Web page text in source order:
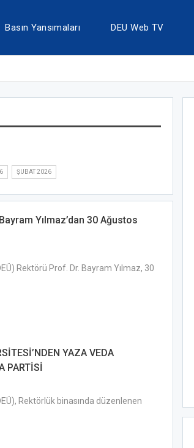
Basın Yansımaları DEU Web TV
ŞUBAT 2026
Yılmaz’dan 30 Ağustos
Rektörü Prof. Dr. Bayram Yılmaz, 30
YAZA VEDA
PARTİSİ
Rektörlük binasında düzenlenen